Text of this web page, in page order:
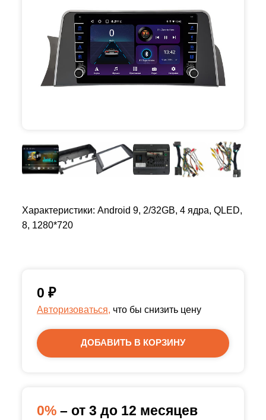
Характеристики: Android 9, 2/32GB, 4 ядра, QLED,
8, 1280*720
0 ₽
Авторизоваться, что бы снизить цену
ДОБАВИТЬ В КОРЗИНУ
0% – от 3 до 12 месяцев